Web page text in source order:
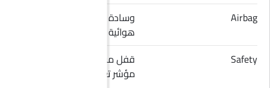
Airbag
وسادة هوائية للسائق, وسادة
هوائية للراكب الأمامي
Safety
قفل مركزي, إنذار ضد السرقة,
مؤشر تغيير المسار